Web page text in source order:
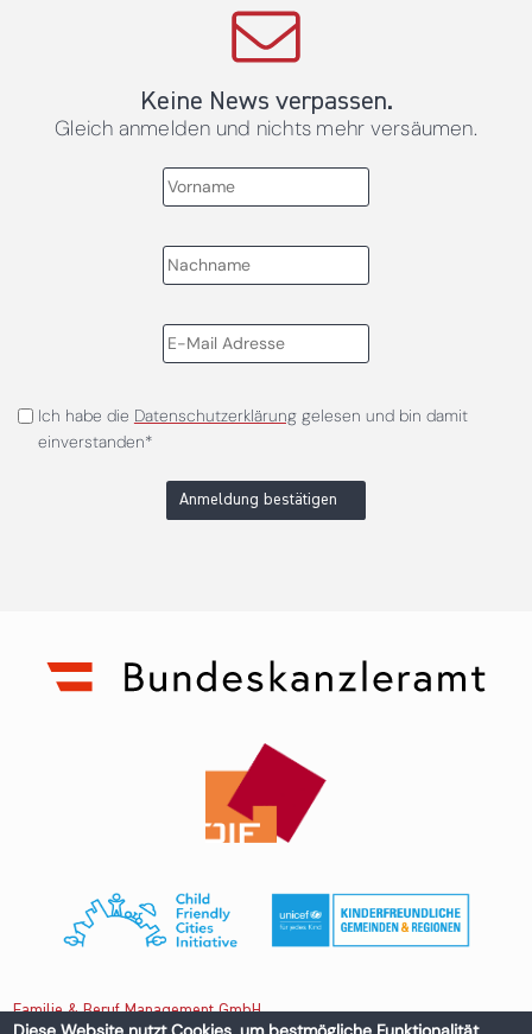
Keine News verpassen.
Gleich anmelden und nichts mehr versäumen.
Ich habe die Datenschutzerklärunggelesen und bin damit
einverstanden*
Anmeldung bestätigen
Familie & Beruf Management GmbH